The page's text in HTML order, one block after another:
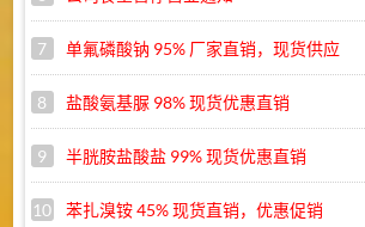
7
8
9
10